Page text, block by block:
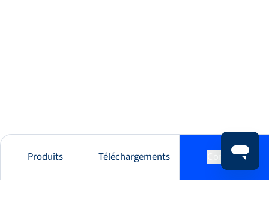
Produits Téléchargements Contact